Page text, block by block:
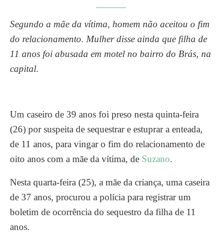
Segundo a mãe da vítima, homem não aceitou o fim
do relacionamento. Mulher disse ainda que filha de
11 anos foi abusada em motel no bairro do Brás, na
capital.
Um caseiro de 39 anos foi preso nesta quinta-feira
(26) por suspeita de sequestrar e estuprar a enteada,
de 11 anos, para vingar o fim do relacionamento de
oito anos com a mãe da vítima, de Suzano.
Nesta quarta-feira (25), a mãe da criança, uma caseira
de 37 anos, procurou a polícia para registrar um
boletim de ocorrência do sequestro da filha de 11
anos.